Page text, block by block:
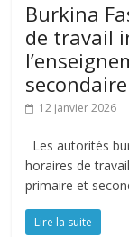
Burkina
de travail
12 janvier 2026
Les autorités
horaires de
primaire et
Lire la suite